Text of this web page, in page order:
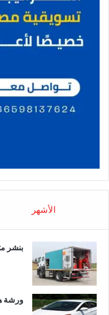
الأشهر
بنشر
ورشة